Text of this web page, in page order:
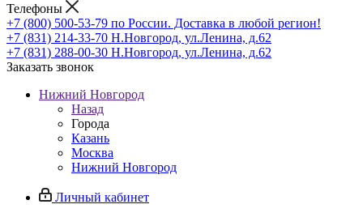
Телефоны
+7 (800) 500-53-79 по России. Доставка в любой регион!
+7 (831) 214-33-70 Н.Новгород, ул.Ленина, д.62
+7 (831) 288-00-30 Н.Новгород, ул.Ленина, д.62
Заказать звонок
Нижний Новгород
Назад
Города
Казань
Москва
Нижний Новгород
Личный кабинет